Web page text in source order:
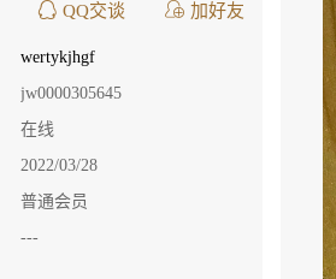
QQ交谈 加好友
wertykjhgf
jw0000305645
在线
2022/03/28
普通会员
---